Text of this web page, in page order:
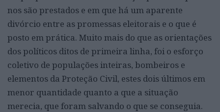
nos são prestados e em que há um aparente
divórcio entre as promessas eleitorais e o que é
posto em prática. Muito mais do que as orientações
dos políticos ditos de primeira linha, foi o esforço
coletivo de populações inteiras, bombeiros e
elementos da Proteção Civil, estes dois últimos em
menor quantidade quanto a que a situação
merecia, que foram salvando o que se conseguia.